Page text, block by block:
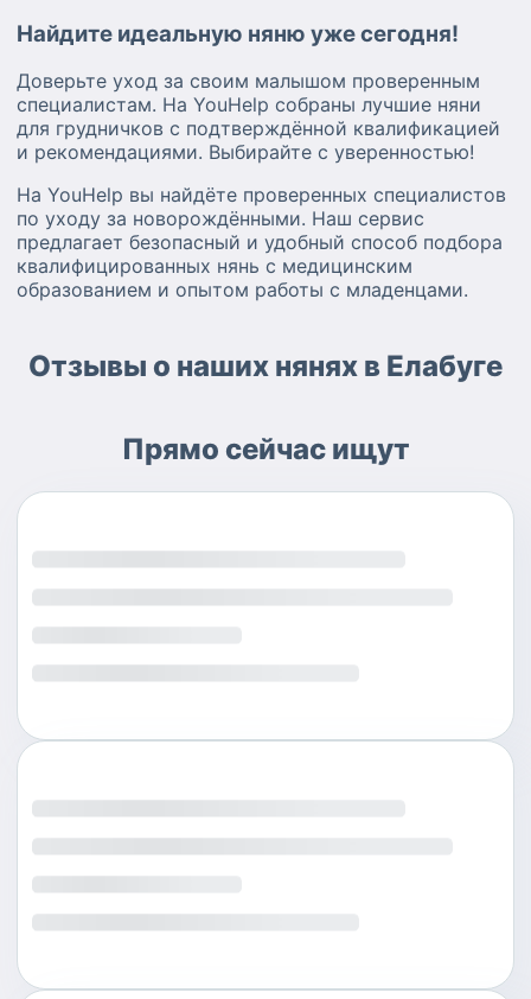
Найдите идеальную няню уже сегодня!
Доверьте уход за своим малышом проверенным
специалистам. На YouHelp собраны лучшие няни
для грудничков с подтверждённой квалификацией
и рекомендациями. Выбирайте с уверенностью!
На YouHelp вы найдёте проверенных специалистов
по уходу за новорождёнными. Наш сервис
предлагает безопасный и удобный способ подбора
квалифицированных нянь с медицинским
образованием и опытом работы с младенцами.
Отзывы о наших нянях в Елабуге
Прямо сейчас ищут